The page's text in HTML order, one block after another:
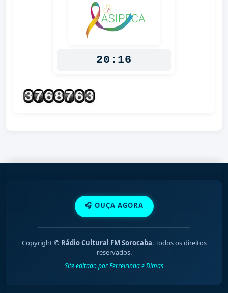
20:16
🎧 OUÇA AGORA
Copyright © Rádio Cultural FM Sorocaba. Todos os direitos
reservados.
Site editado por Ferreirinha e Dimas